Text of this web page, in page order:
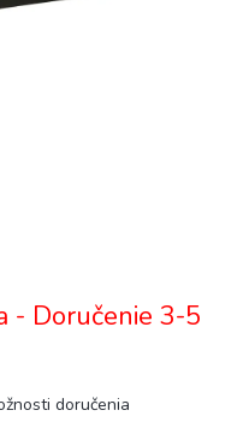
- Doručenie 3-5
doručenia